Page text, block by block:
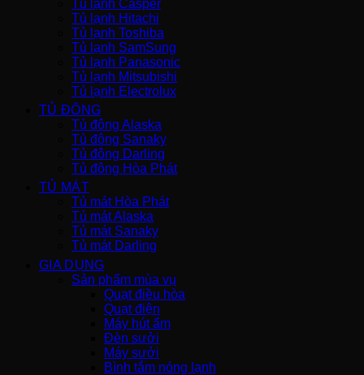
Tủ lạnh Casper
Tủ lạnh Hitachi
Tủ lạnh Toshiba
Tủ lạnh SamSung
Tủ lạnh Panasonic
Tủ lạnh Mitsubishi
Tủ lạnh Electrolux
TỦ ĐÔNG
Tủ đông Alaska
Tủ đông Sanaky
Tủ đông Darling
Tủ đông Hòa Phát
TỦ MÁT
Tủ mát Hòa Phát
Tủ mát Alaska
Tủ mát Sanaky
Tủ mát Darling
GIA DỤNG
Sản phẩm mùa vụ
Quạt điều hòa
Quạt điện
Máy hút ẩm
Đèn sưởi
Máy sưởi
Bình tắm nóng lạnh